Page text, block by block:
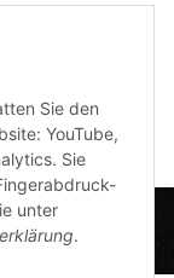
Swarm
TCG
Sie den
YouTube,
Sie
unter
.